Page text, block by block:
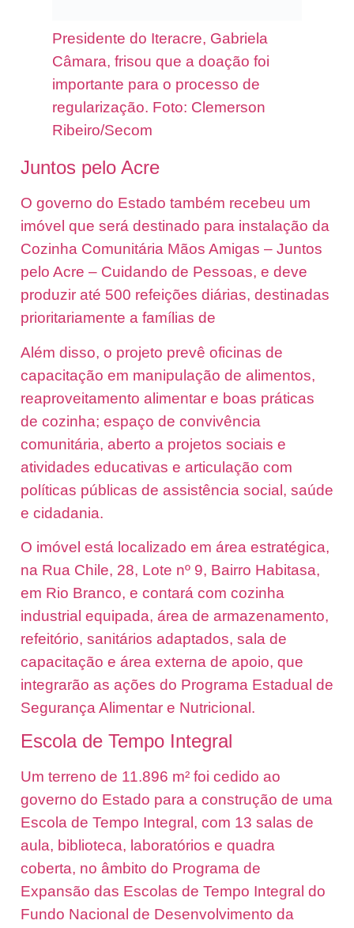
Presidente do Iteracre, Gabriela
Câmara, frisou que a doação foi
importante para o processo de
regularização. Foto: Clemerson
Ribeiro/Secom
Juntos pelo Acre
O governo do Estado também recebeu um
imóvel que será destinado para instalação da
Cozinha Comunitária Mãos Amigas – Juntos
pelo Acre – Cuidando de Pessoas, e deve
produzir até 500 refeições diárias, destinadas
prioritariamente a famílias de
Além disso, o projeto prevê oficinas de
capacitação em manipulação de alimentos,
reaproveitamento alimentar e boas práticas
de cozinha; espaço de convivência
comunitária, aberto a projetos sociais e
atividades educativas e articulação com
políticas públicas de assistência social, saúde
e cidadania.
O imóvel está localizado em área estratégica,
na Rua Chile, 28, Lote nº 9, Bairro Habitasa,
em Rio Branco, e contará com cozinha
industrial equipada, área de armazenamento,
refeitório, sanitários adaptados, sala de
capacitação e área externa de apoio, que
integrarão as ações do Programa Estadual de
Segurança Alimentar e Nutricional.
Escola de Tempo Integral
Um terreno de 11.896 m² foi cedido ao
governo do Estado para a construção de uma
Escola de Tempo Integral, com 13 salas de
aula, biblioteca, laboratórios e quadra
coberta, no âmbito do Programa de
Expansão das Escolas de Tempo Integral do
Fundo Nacional de Desenvolvimento da